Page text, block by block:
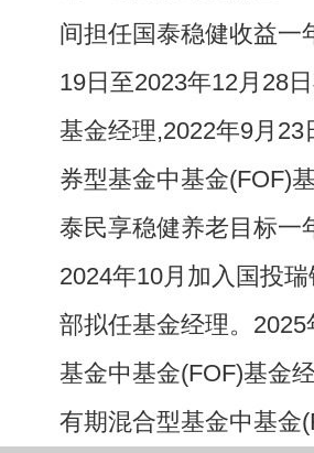
间担任国泰稳健收益一
19日至2023年12月28
基金经理,2022年9月
券型基金中基金(FOF)
泰民享稳健养老目标一
2024年10月加入国投
部拟任基金经理。
基金中基金(FOF)基金
有期混合型基金中基金